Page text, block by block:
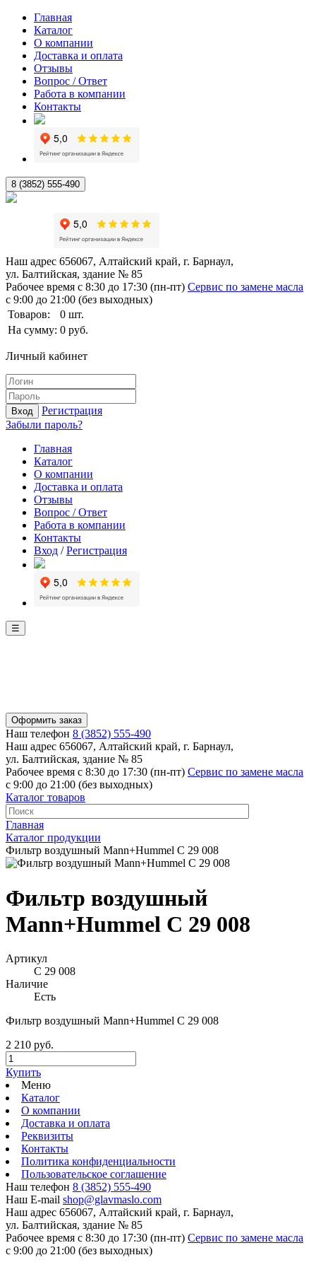
Главная
Каталог
О компании
Доставка и оплата
Отзывы
Вопрос / Ответ
Работа в компании
Контакты
8 (3852) 555-490
Наш адрес 656067, Алтайский край, г. Барнаул,
ул. Балтийская, здание № 85
Рабочее время с 8:30 до 17:30 (пн-пт) Сервис по замене масла
с 9:00 до 21:00 (без выходных)
Товаров:
0 шт.
На сумму: 0 руб.
Личный кабинет
Вход
Регистрация
Забыли пароль?
Главная
Каталог
О компании
Доставка и оплата
Отзывы
Вопрос / Ответ
Работа в компании
Контакты
Вход /Регистрация
☰
Оформить заказ
Наш телефон 8 (3852) 555-490
Наш адрес 656067, Алтайский край, г. Барнаул,
ул. Балтийская, здание № 85
Рабочее время с 8:30 до 17:30 (пн-пт) Сервис по замене масла
с 9:00 до 21:00 (без выходных)
Каталог товаров
Главная
Каталог продукции
Фильтр воздушный Mann+Hummel C 29 008
Фильтр воздушный
Mann+Hummel C 29 008
Артикул
C 29 008
Наличие
Есть
Фильтр воздушный Mann+Hummel C 29 008
2 210 руб.
Купить
Меню
Каталог
О компании
Доставка и оплата
Реквизиты
Контакты
Политика конфиденциальности
Пользовательское соглашение
Наш телефон 8 (3852) 555-490
Наш E-mail shop@glavmaslo.com
Наш адрес 656067, Алтайский край, г. Барнаул,
ул. Балтийская, здание № 85
Рабочее время с 8:30 до 17:30 (пн-пт) Сервис по замене масла
с 9:00 до 21:00 (без выходных)